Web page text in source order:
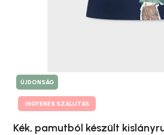
ÚJDONSÁG
INGYENES SZÁLLÍTÁS
Kék, pamutból készült